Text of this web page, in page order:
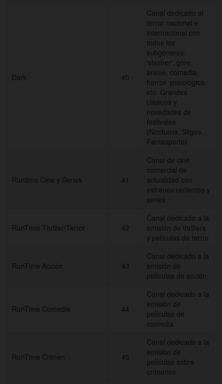
Dark 40
Canal dedicado al
terror nacional e
internacional con
todos los
subgéneros:
'slasher', gore,
anime, comedia,
horror psicológico,
etc. Grandes
clásicos y
novedades de
festivales
(Nocturna, Sitges,
Fantasporto)
Runtime Cine y Series 41
Canal de cine
comercial de
actualidad con
estrenos recientes y
series
RunTime Thriller/Terror 42
Canal dedicado a la
emisión de thrillers
y películas de terror
RunTime Acción 43
Canal dedicado a la
emisión de
películas de acción
RunTime Comedia 44
Canal dedicado a la
emisión de
películas de
comedia
RunTime Crimen 45
Canal dedicado a la
emisión de
películas sobre
crímenes